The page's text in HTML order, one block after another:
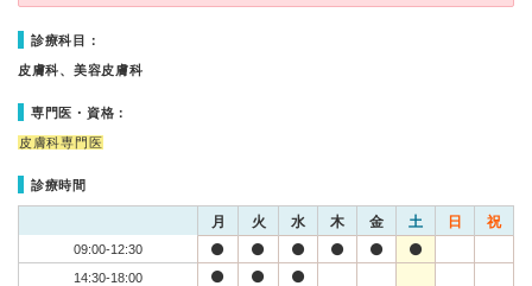
診療科目：
皮膚科、美容皮膚科
専門医・資格：
皮膚科専門医
診療時間
月 火 水 木 金 土 日 祝
09:00-12:30
14:30-18:00